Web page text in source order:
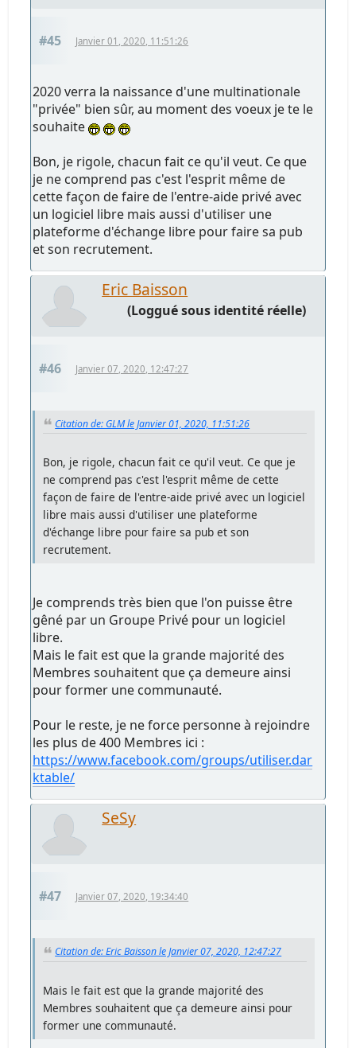
#45 Janvier 01, 2020, 11:51:26
2020 verra la naissance d'une multinationale
"privée" bien sûr, au moment des voeux je te le
souhaite
Bon, je rigole, chacun fait ce qu'il veut. Ce que
je ne comprend pas c'est l'esprit même de
cette façon de faire de l'entre-aide privé avec
un logiciel libre mais aussi d'utiliser une
plateforme d'échange libre pour faire sa pub
et son recrutement.
Eric Baisson
(Loggué sous identité réelle)
#46 Janvier 07, 2020, 12:47:27
Citation de: GLM le Janvier 01, 2020, 11:51:26
Bon, je rigole, chacun fait ce qu'il veut. Ce que je
ne comprend pas c'est l'esprit même de cette
façon de faire de l'entre-aide privé avec un logiciel
libre mais aussi d'utiliser une plateforme
d'échange libre pour faire sa pub et son
recrutement.
Je comprends très bien que l'on puisse être
gêné par un Groupe Privé pour un logiciel
libre.
Mais le fait est que la grande majorité des
Membres souhaitent que ça demeure ainsi
pour former une communauté.
Pour le reste, je ne force personne à rejoindre
les plus de 400 Membres ici :
https://www.facebook.com/groups/utiliser.dar
ktable/
SeSy
#47 Janvier 07, 2020, 19:34:40
Citation de: Eric Baisson le Janvier 07, 2020, 12:47:27
Mais le fait est que la grande majorité des
Membres souhaitent que ça demeure ainsi pour
former une communauté.